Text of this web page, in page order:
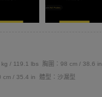
kg / 119.1 lbs
胸圍：98 cm / 38.6 in
cm / 35.4 in
體型：沙漏型